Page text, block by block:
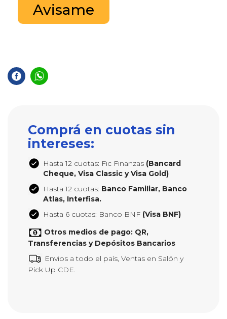
Avisame
Comprá en cuotas sin
intereses:
Hasta 12 cuotas: Fic Finanzas (Bancard
Cheque, Visa Classic y Visa Gold)
Hasta 12 cuotas: Banco Familiar, Banco
Atlas, Interfisa.
Hasta 6 cuotas: Banco BNF (Visa BNF)
Otros medios de pago: QR,
Transferencias y Depósitos Bancarios
Envios a todo el país, Ventas en Salón y
Pick Up CDE.